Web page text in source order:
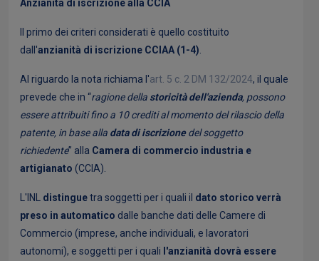
Anzianità di iscrizione alla CCIA
Il primo dei criteri considerati è quello costituito
dall'anzianità di iscrizione CCIAA (1-4)
Al riguardo la nota richiama l'art. 5 c. 2 DM 132/2024, il quale
prevede che in “ragione della storicità dell'azienda, possono
essere attribuiti fino a 10 crediti al momento del rilascio della
patente, in base alla data di iscrizionedel soggetto
richiedente” alla Camera di commercio industria e
artigianato (CCIA).
L'INL distinguetra soggetti per i quali il dato storico verrà
preso in automatico dalle banche dati delle Camere di
Commercio (imprese, anche individuali, e lavoratori
autonomi), e soggetti per i quali l'anzianità dovrà essere